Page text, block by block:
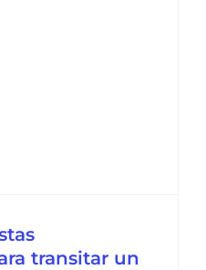
transitar un